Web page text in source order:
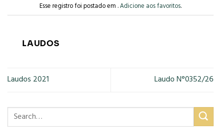
Esse registro foi postado em .Adicione aos favoritos.
LAUDOS
Laudos 2021 Laudo N°0352/26